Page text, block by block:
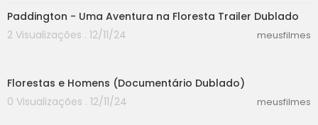
Paddington - Uma Aventura na Floresta Trailer Dublado
2 Visualizações . 12/11/24
meusfilmes
Florestas e Homens (Documentário Dublado)
0 Visualizações . 12/11/24
meusfilmes